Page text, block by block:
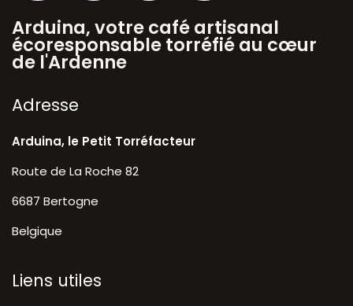
Arduina, votre café artisanal
écoresponsable torréfié au cœur
de l'Ardenne
A​dresse
Arduina, le Petit Torréfacteur
Route de La Roche 82
6687 Bertogne
Belgique
Liens utiles